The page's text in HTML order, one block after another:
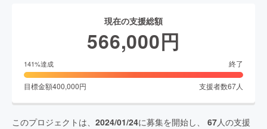
現在の支援総額
566,000円
141%達成 終了
目標金額400,000円 支援者数67人
このプロジェクトは、 2024/01/24に募集を開始し、 67人の支援